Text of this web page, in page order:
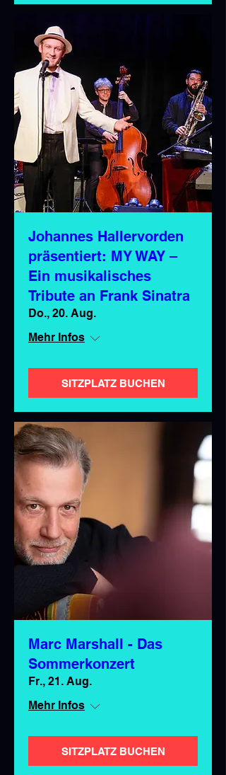
Johannes Hallervorden
präsentiert: MY WAY –
Ein musikalisches
Tribute an Frank Sinatra
Do., 20. Aug.
Mehr Infos
SITZPLATZ BUCHEN
Marc Marshall - Das
Sommerkonzert
Fr., 21. Aug.
Mehr Infos
SITZPLATZ BUCHEN